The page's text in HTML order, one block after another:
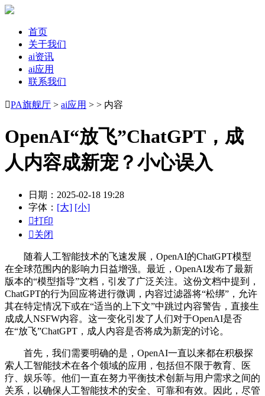
首页
关于我们
ai资讯
ai应用
联系我们
PA旗舰厅 > ai应用 > > 内容
OpenAI“放飞”ChatGPT，成
人内容成新宠？小心误入
日期：2025-02-18 19:28
字体： [大] [小]
打印
关闭
随着人工智能技术的飞速发展，OpenAI的ChatGPT模型
在全球范围内的影响力日益增强。最近，OpenAI发布了最新
版本的“模型指导”文档，引发了广泛关注。这份文档中提到，
ChatGPT的行为回应将进行微调，内容过滤器将“松绑”，允许
其在特定情况下或在“适当的上下文”中跳过内容警告，直接生
成成人NSFW内容。这一变化引发了人们对于OpenAI是否
在“放飞”ChatGPT，成人内容是否将成为新宠的讨论。
首先，我们需要明确的是，OpenAI一直以来都在积极探
索人工智能技术在各个领域的应用，包括但不限于教育、医
疗、娱乐等。他们一直在努力平衡技术创新与用户需求之间的
关系，以确保人工智能技术的安全、可靠和有效。因此，尽管